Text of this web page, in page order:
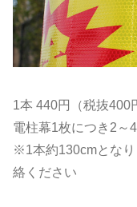
1本 440円（税抜400
電柱幕1枚につき2～4
※1本約130cmとな
絡ください